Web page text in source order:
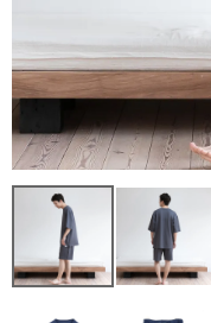
レディース商品すべて
オールシーズンの素材
夏の涼しい素材
冬のあったか素材